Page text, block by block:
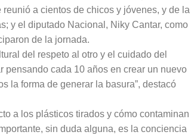
a cientos de chicos y jóvenes, y de la
y el diputado Nacional, Niky Cantar, como
de la jornada.
del respeto al otro y el cuidado del
pensando cada 10 años en crear un nuevo
la forma de generar la basura”, destacó
a los plásticos tirados y cómo contaminan
sin duda alguna, es la conciencia